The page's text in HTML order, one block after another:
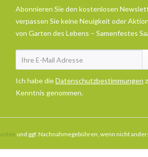
Abonnieren Sie den kostenlosen
verpassen Sie keine Neuigkeit oder
von Garten des Lebens – Samenfestes
Ich habe dieDatenschutzbestimmungen
Kenntnis genommen.
und ggf. Nachnahmegebühren, wenn nicht